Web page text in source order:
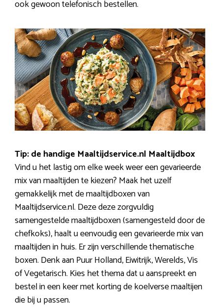
ook gewoon telefonisch bestellen.
Tip: de handige Maaltijdservice.nl Maaltijdbox
Vind u het lastig om elke week weer een gevarieerde
mix van maaltijden te kiezen? Maak het uzelf
gemakkelijk met de maaltijdboxen van
Maaltijdservice.nl. Deze deze zorgvuldig
samengestelde maaltijdboxen (samengesteld door de
chefkoks), haalt u eenvoudig een gevarieerde mix van
maaltijden in huis. Er zijn verschillende thematische
boxen. Denk aan Puur Holland, Eiwitrijk, Werelds, Vis
of Vegetarisch. Kies het thema dat u aanspreekt en
bestel in een keer met korting de koelverse maaltijen
die bij u passen.